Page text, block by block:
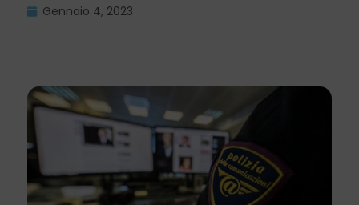
Gennaio 4, 2023